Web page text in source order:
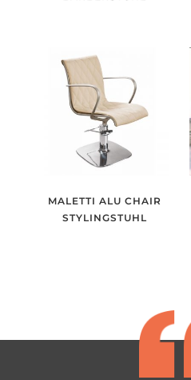
MALETTI ALU CHAIR
STYLINGSTUHL